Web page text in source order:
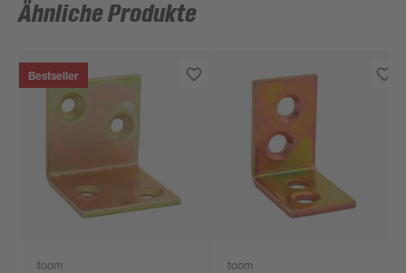
Ähnliche Produkte
Bestseller
toom toom